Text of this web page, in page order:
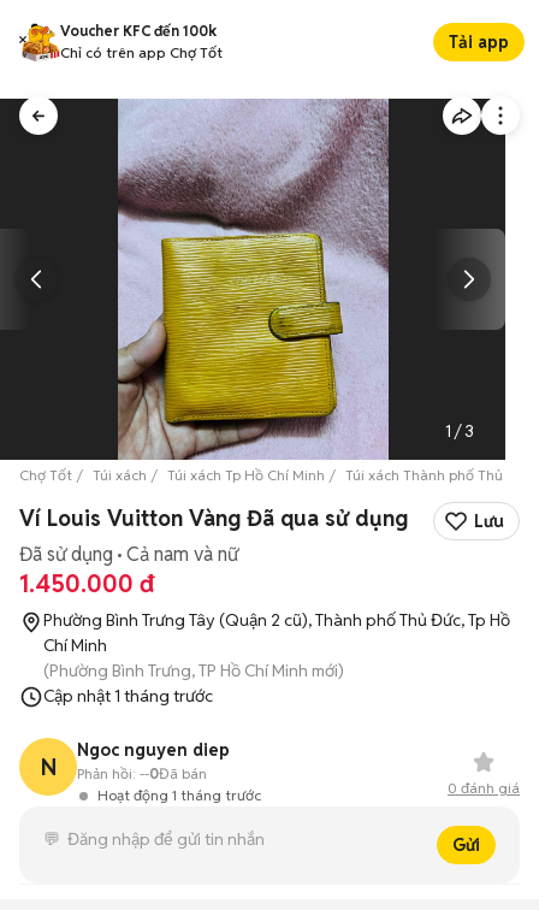
Voucher KFC đến 100k
Chỉ có trên app Chợ Tốt
Tải app
1 /3
Chợ Tốt Túi xách Túi xách Tp Hồ Chí Minh Túi xách Thành phố Thủ Đức
Ví Louis Vuitton Vàng Đã qua sử dụng Lưu
Đã sử dụng Cả nam và nữ
1.450.000 đ
Phường Bình Trưng Tây (Quận 2 cũ), Thành phố Thủ Đức, Tp Hồ
Chí Minh
(Phường Bình Trưng, TP Hồ Chí Minh mới)
Cập nhật1 tháng trước
N
Ngoc nguyen diep
Hoạt động 1 tháng trước
Phản hồi: --0Đã bán
0 đánh giá
Gửi